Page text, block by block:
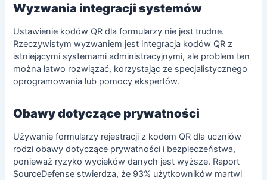
Wyzwania integracji systemów
Ustawienie kodów QR dla formularzy nie jest trudne.
Rzeczywistym wyzwaniem jest integracja kodów QR z
istniejącymi systemami administracyjnymi, ale problem ten
można łatwo rozwiązać, korzystając ze specjalistycznego
oprogramowania lub pomocy ekspertów.
Obawy dotyczące prywatności
Używanie formularzy rejestracji z kodem QR dla uczniów
rodzi obawy dotyczące prywatności i bezpieczeństwa,
ponieważ ryzyko wycieków danych jest wyższe. Raport
SourceDefense stwierdza, że 93% użytkowników martwi